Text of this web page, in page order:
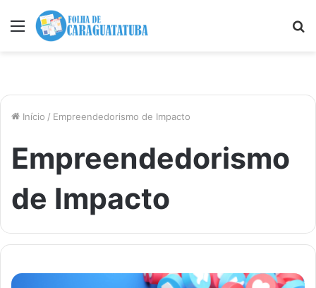
Menu
Início / Empreendedorismo de Impacto
Empreendedorismo
de Impacto